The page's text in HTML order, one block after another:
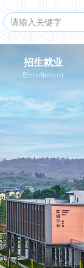
招生就业
Enrollment